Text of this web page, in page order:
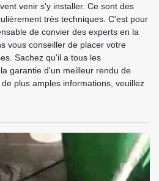
venir s'y installer. Ce sont des
très techniques. C'est pour
de convier des experts en la
vous conseiller de placer votre
Sachez qu'il a tous les
garantie d'un meilleur rendu de
plus amples informations, veuillez